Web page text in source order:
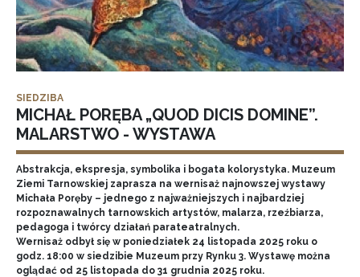
SIEDZIBA
MICHAŁ PORĘBA „QUOD DICIS DOMINE”.
MALARSTWO - WYSTAWA
Abstrakcja, ekspresja, symbolika i bogata kolorystyka. Muzeum
Ziemi Tarnowskiej zaprasza na wernisaż najnowszej wystawy
Michała Poręby – jednego z najważniejszych i najbardziej
rozpoznawalnych tarnowskich artystów, malarza, rzeźbiarza,
pedagoga i twórcy działań parateatralnych.
Wernisaż odbył się w poniedziałek 24 listopada 2025 roku o
godz. 18:00 w siedzibie Muzeum przy Rynku 3. Wystawę można
oglądać od 25 listopada do 31 grudnia 2025 roku.